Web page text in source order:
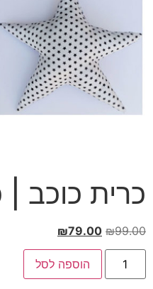
כרית כוכב |
₪99.00
המחיר
המקורי
היה:
₪99.00.
₪79.00
הנוכחי
הוא:
₪79.00.
כמות
כרית
הוספה לסל